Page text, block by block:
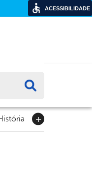
ACESSIBILIDADE